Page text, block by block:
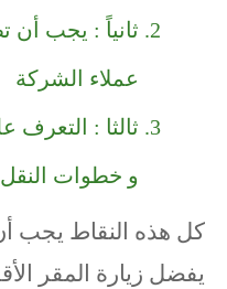
ثانياً : يجب أن
عملاء الشركة
ثالثا :
و خطوات
كل هذه النقاط يجب أن
يفضل زيارة المقر